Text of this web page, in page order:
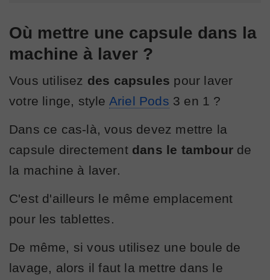
Où mettre une capsule dans la
machine à laver ?
Vous utilisez des capsules pour laver
votre linge, style Ariel Pods 3 en 1 ?
Dans ce cas-là, vous devez mettre la
capsule directement dans le tambour de
la machine à laver.
C'est d'ailleurs le même emplacement
pour les tablettes.
De même, si vous utilisez une boule de
lavage, alors il faut la mettre dans le